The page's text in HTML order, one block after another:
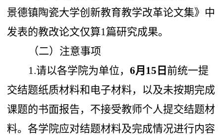
景德镇陶瓷大学创新教育教学改革论文集》中
发表的教改论文仅算1篇研究成果。
（二）注意事项
1.请以各学院为单位， 6月 15 日 前统一提
交结题纸质材料和电子材料，以及未按期完成
课题的书面报告，不接受教师个人提交结题材
料。各学院应对结题材料及完成情况进行内容